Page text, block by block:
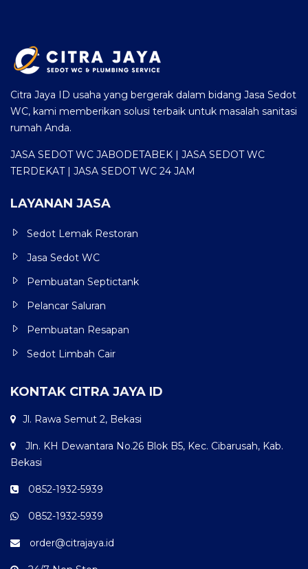
Citra Jaya ID usaha yang bergerak dalam bidang Jasa Sedot
WC, kami memberikan solusi terbaik untuk masalah sanitasi
rumah Anda.
JASA SEDOT WC JABODETABEK | JASA SEDOT WC
TERDEKAT | JASA SEDOT WC 24 JAM
LAYANAN JASA
Sedot Lemak Restoran
Jasa Sedot WC
Pembuatan Septictank
Pelancar Saluran
Pembuatan Resapan
Sedot Limbah Cair
KONTAK CITRA JAYA ID
Jl. Rawa Semut 2, Bekasi
Jln. KH Dewantara No.26 Blok B5, Kec. Cibarusah, Kab.
Bekasi
0852-1932-5939
0852-1932-5939
order@citrajaya.id